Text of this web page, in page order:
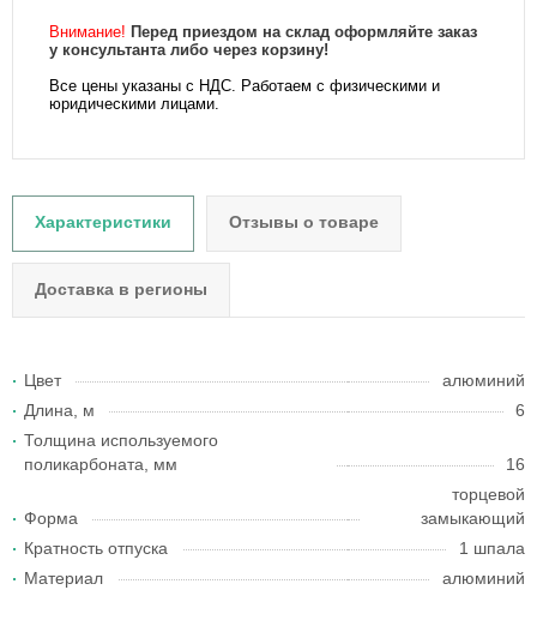
Внимание! Перед приездом на склад оформляйте заказ
у консультанта либо через корзину!
Все цены указаны с НДС. Работаем с физическими и
юридическими лицами.
Характеристики Отзывы о товаре
Доставка в регионы
Цвет
алюминий
Длина, м
6
Толщина используемого
поликарбоната, мм
16
Форма
торцевой
замыкающий
Кратность отпуска
1 шпала
Материал
алюминий